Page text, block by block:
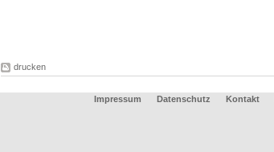
drucken
Impressum Datenschutz Kontakt